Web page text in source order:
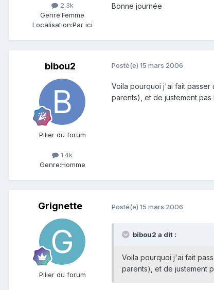
2.3k
Genre:Femme
Localisation:Par ici
Bonne journée
bibou2
Pilier du forum
1.4k
Genre:Homme
Posté(e) 15 mars 2006
Voila pourquoi j'ai fait passer
parents), et de justement
Grignette
Pilier du forum
Posté(e) 15 mars 2006
bibou2 a dit :
Voila pourquoi j'ai fait
parents), et de justement